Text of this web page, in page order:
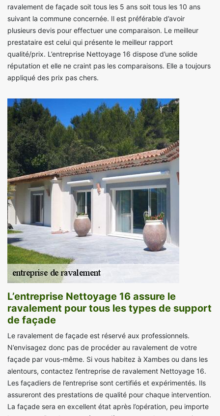
ravalement de façade soit tous les 5 ans soit tous les 10 ans
suivant la commune concernée. Il est préférable d’avoir
plusieurs devis pour effectuer une comparaison. Le meilleur
prestataire est celui qui présente le meilleur rapport
qualité/prix. L’entreprise Nettoyage 16 dispose d’une solide
réputation et elle ne craint pas les comparaisons. Elle a toujours
appliqué des prix pas chers.
L’entreprise Nettoyage 16 assure le
ravalement pour tous les types de support
de façade
Le ravalement de façade est réservé aux professionnels.
N’envisagez donc pas de procéder au ravalement de votre
façade par vous-même. Si vous habitez à Xambes ou dans les
alentours, contactez l’entreprise de ravalement Nettoyage 16.
Les façadiers de l’entreprise sont certifiés et expérimentés. Ils
assureront des prestations de qualité pour chaque intervention.
La façade sera en excellent état après l’opération, peu importe